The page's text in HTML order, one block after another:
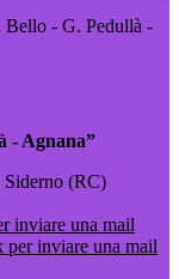
Bello - G. Pedullà -
- Agnana”
(RC)
inviare una mail
per inviare una mail